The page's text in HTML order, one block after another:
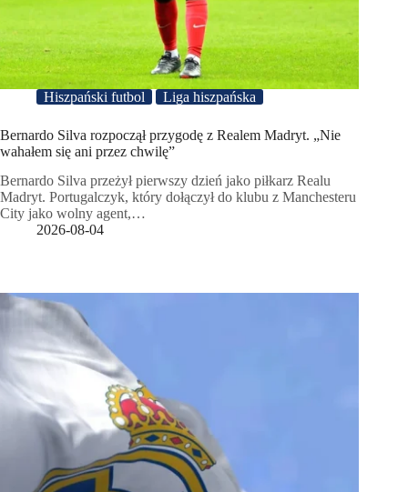
Hiszpański futbol Liga hiszpańska
Bernardo Silva rozpoczął przygodę z Realem Madryt. „Nie
wahałem się ani przez chwilę”
Bernardo Silva przeżył pierwszy dzień jako piłkarz Realu
Madryt. Portugalczyk, który dołączył do klubu z Manchesteru
City jako wolny agent,…
2026-08-04